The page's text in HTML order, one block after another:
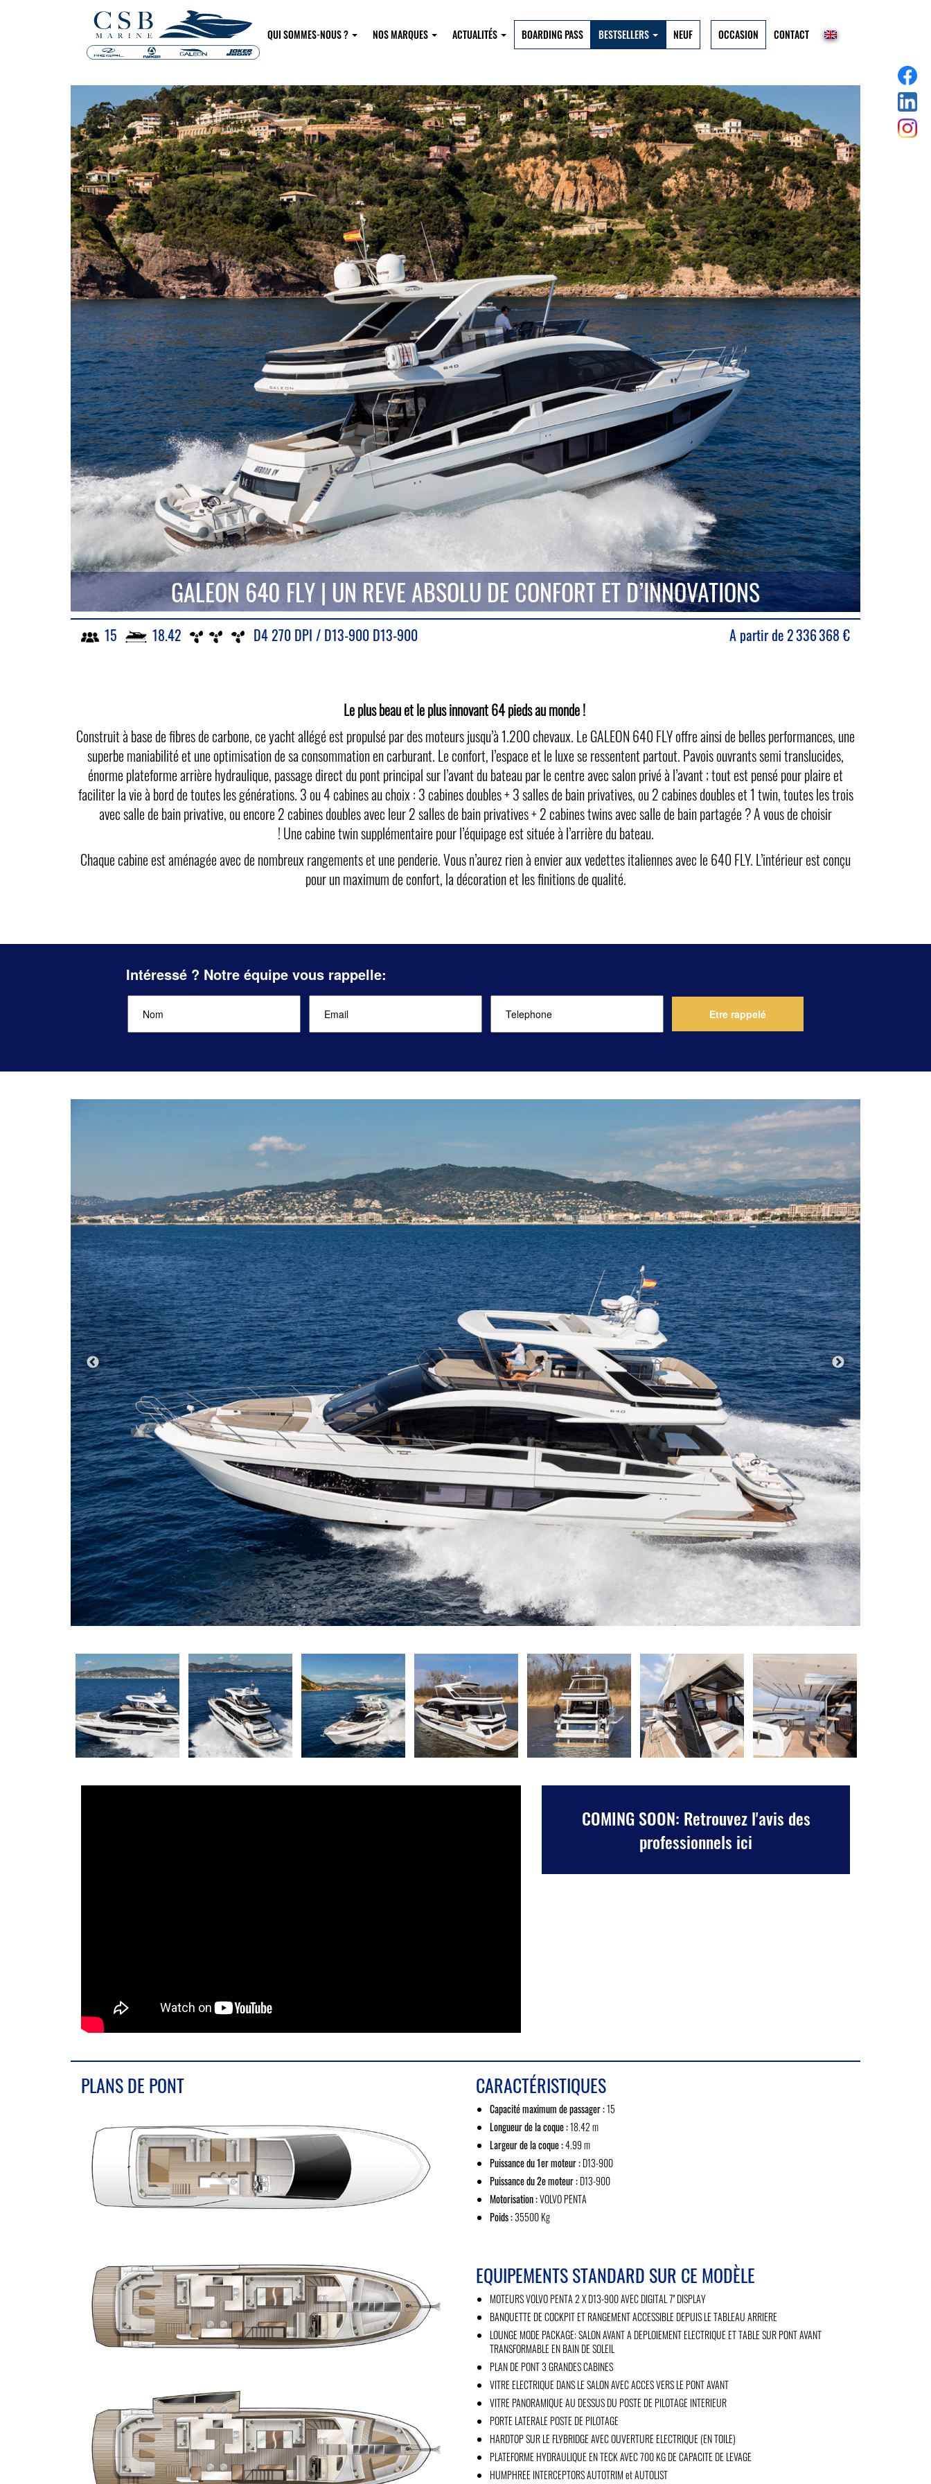
QUI SOMMES-NOUS ? NOS MARQUES ACTUALITÉS BOARDING PASS BESTSELLERS NEUF OCCASION CONTACT
GALEON 640 FLY | UN REVE ABSOLU DE CONFORT ET D’INNOVATIONS
15 18.42 D4 270 DPI / D13-900 D13-900 A partir de2 336 368€
Le plus beau et le plus innovant 64 pieds au monde !
Construit à base de fibres de carbone, ce yacht allégé est propulsé par des moteurs jusqu’à 1.200 chevaux. Le GALEON 640 FLY offre ainsi de belles performances, une
superbe maniabilité et une optimisation de sa consommation en carburant. Le confort, l’espace et le luxe se ressentent partout. Pavois ouvrants semi translucides,
énorme plateforme arrière hydraulique, passage direct du pont principal sur l’avant du bateau par le centre avec salon privé à l’avant ; tout est pensé pour plaire et
faciliter la vie à bord de toutes les générations. 3 ou 4 cabines au choix : 3 cabines doubles + 3 salles de bain privatives, ou 2 cabines doubles et 1 twin, toutes les trois
avec salle de bain privative, ou encore 2 cabines doubles avec leur 2 salles de bain privatives + 2 cabines twins avec salle de bain partagée ? A vous de choisir
! Une cabine twin supplémentaire pour l’équipage est située à l’arrière du bateau.
Chaque cabine est aménagée avec de nombreux rangements et une penderie. Vous n’aurez rien à envier aux vedettes italiennes avec le 640 FLY. L’intérieur est conçu
pour un maximum de confort, la décoration et les finitions de qualité.
Intéressé ? Notre équipe vous rappelle:
COMING SOON: Retrouvez l'avis des
professionnels ici
PLANS DE PONT CARACTÉRISTIQUES
Capacité maximum de passager :15
Longueur de la coque :18.42 m
Largeur de la coque :4.99 m
Puissance du 1er moteur :D13-900
Puissance du 2e moteur :D13-900
Motorisation :VOLVO PENTA
Poids :35500 Kg
EQUIPEMENTS STANDARD SUR CE MODÈLE
MOTEURS VOLVO PENTA 2 X D13-900 AVEC DIGITAL 7'' DISPLAY
BANQUETTE DE COCKPIT ET RANGEMENT ACCESSIBLE DEPUIS LE TABLEAU ARRIERE
LOUNGE MODE PACKAGE: SALON AVANT A DEPLOIEMENT ELECTRIQUE ET TABLE SUR PONT AVANT
TRANSFORMABLE EN BAIN DE SOLEIL
PLAN DE PONT 3 GRANDES CABINES
VITRE ELECTRIQUE DANS LE SALON AVEC ACCES VERS LE PONT AVANT
VITRE PANORAMIQUE AU DESSUS DU POSTE DE PILOTAGE INTERIEUR
PORTE LATERALE POSTE DE PILOTAGE
HARDTOP SUR LE FLYBRIDGE AVEC OUVERTURE ELECTRIQUE (EN TOILE)
PLATEFORME HYDRAULIQUE EN TECK AVEC 700 KG DE CAPACITE DE LEVAGE
HUMPHREE INTERCEPTORS AUTOTRIM et AUTOLIST